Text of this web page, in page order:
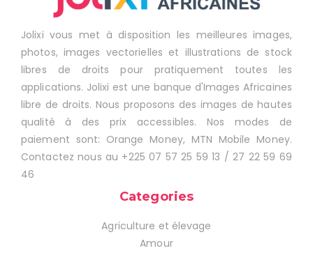
Jolixi vous met à disposition les meilleures images,
photos, images vectorielles et illustrations de stock
libres de droits pour pratiquement toutes les
applications. Jolixi est une banque d'Images Africaines
libre de droits. Nous proposons des images de hautes
qualité à des prix accessibles. Nos modes de
paiement sont: Orange Money, MTN Mobile Money.
Contactez nous au +225 07 57 25 59 13 / 27 22 59 69
46
Categories
Agriculture et élevage
Amour